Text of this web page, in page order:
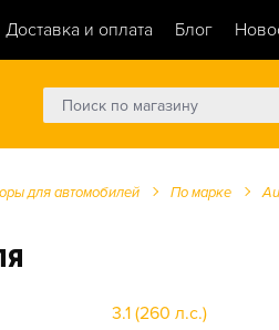
Доставка и оплата Блог
для автомобилей По марке
3.1 (260 л.с.)